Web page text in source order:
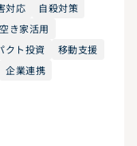
対応
自殺対策
空き家活用
クト投資
移動支援
企業連携